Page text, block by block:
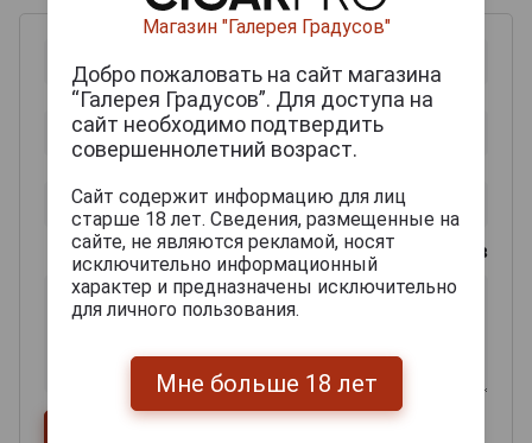
0из 2000 знаков
Магазин "Галерея Градусов"
Добро пожаловать на сайт магазина
“Галерея Градусов”. Для доступа на
сайт необходимо подтвердить
совершеннолетний возраст.
Сайт содержит информацию для лиц
старше 18 лет. Сведения, размещенные на
сайте, не являются рекламой, носят
исключительно информационный
характер и предназначены исключительно
для личного пользования.
Мне больше 18 лет